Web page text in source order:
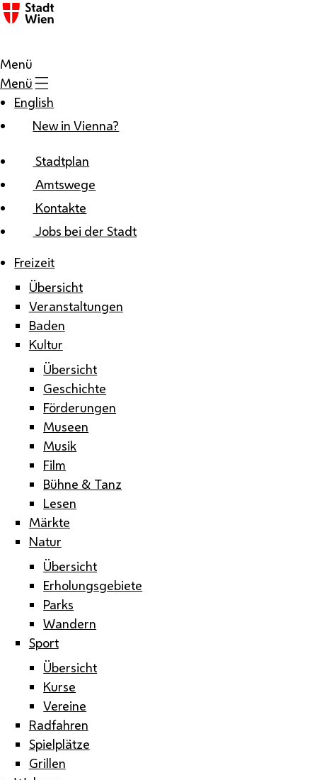
Zum Inhalt
Menü
Menü
English
New in Vienna?
Stadtplan
Amtswege
Kontakte
Jobs bei der Stadt
Freizeit
Übersicht
Veranstaltungen
Baden
Kultur
Übersicht
Geschichte
Förderungen
Museen
Musik
Film
Bühne & Tanz
Lesen
Märkte
Natur
Übersicht
Erholungsgebiete
Parks
Wandern
Sport
Übersicht
Kurse
Vereine
Radfahren
Spielplätze
Grillen